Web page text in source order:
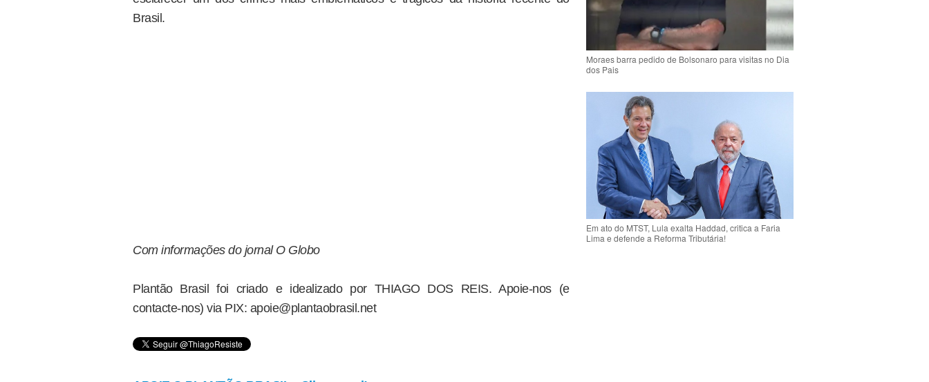
Brasil.
Com informações do jornal O Globo
Plantão Brasil foi criado e idealizado por THIAGO DOS REIS. Apoie-nos (e
contacte-nos) via PIX: apoie@plantaobrasil.net
Moraes barra pedido de Bolsonaro para visitas no Dia
dos Pais
Em ato do MTST, Lula exalta Haddad, critica a Faria
Lima e defende a Reforma Tributária!